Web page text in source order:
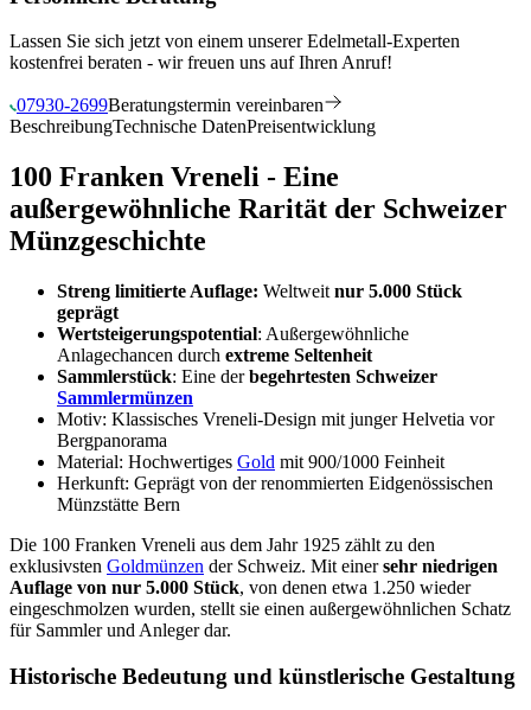
Lassen Sie sich jetzt von einem unserer Edelmetall-Experten
kostenfrei beraten - wir freuen uns auf Ihren Anruf!
07930-2699Beratungstermin vereinbaren
BeschreibungTechnische DatenPreisentwicklung
100 Franken Vreneli - Eine
außergewöhnliche Rarität der Schweizer
Münzgeschichte
Streng limitierte Auflage: Weltweit nur 5.000 Stück
geprägt
Wertsteigerungspotential: Außergewöhnliche
Anlagechancen durch extreme Seltenheit
Sammlerstück: Eine derbegehrtesten Schweizer
Sammlermünzen
Motiv: Klassisches Vreneli-Design mit junger Helvetia vor
Bergpanorama
Material: Hochwertiges Gold mit 900/1000 Feinheit
Herkunft: Geprägt von der renommierten Eidgenössischen
Münzstätte Bern
Die 100 Franken Vreneli aus dem Jahr 1925 zählt zu den
exklusivsten Goldmünzen der Schweiz. Mit einersehr niedrigen
Auflage von nur 5.000 Stück, von denen etwa 1.250 wieder
eingeschmolzen wurden, stellt sie einen außergewöhnlichen Schatz
für Sammler und Anleger dar.
Historische Bedeutung und künstlerische Gestaltung